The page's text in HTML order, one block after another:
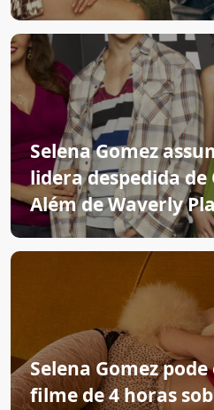
Selena Gomez
lidera despedida de
Além de Waverly
Selena Gomez
filme de 4 horas